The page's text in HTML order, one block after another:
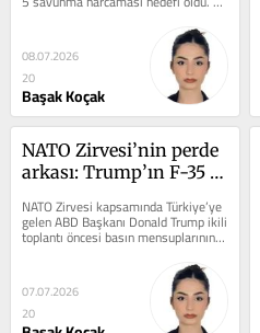
08.07.2026
20
Başak Koçak
NATO Zirvesi’nin perde
arkası: Trump’ın F-35
anlama geliyor?
NATO Zirvesi kapsamında Türkiye’ye
gelen ABD Başkanı Donald Trump ikili
toplantı öncesi basın mensuplarının
sorularını yanıtladı. F-35,...
07.07.2026
20